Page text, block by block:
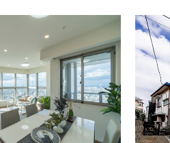
ですが、弊社は富裕層や大
ォームおよび販売等、総合不
社した場合においても、やる
8年目でありながら万全な財
りがちな、買いたい物件なの